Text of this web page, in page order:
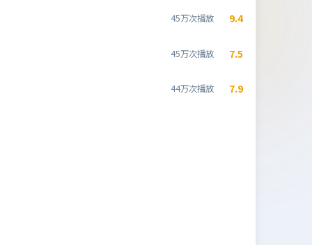
45万次播放 9.4
45万次播放 7.5
44万次播放 7.9